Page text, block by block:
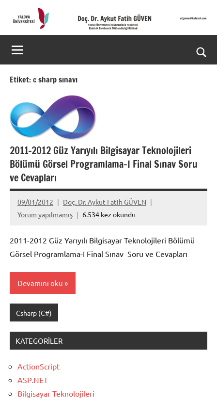
Doç.
Dr.
Aykut
Fatih
GÜVEN-
World's
top
2%
scientists
2025
Web
Sitesi
Etiket:c sharp sınavı
2011-2012 Güz Yarıyılı Bilgisayar Teknolojileri
Bölümü Görsel Programlama-I Final Sınav Soru
ve Cevapları
09/01/2012
Doç. Dr. Aykut Fatih GÜVEN
Yorum yapılmamış
6.534 kez okundu
2011-2012 Güz Yarıyılı Bilgisayar Teknolojileri Bölümü
Görsel Programlama-I Final Sınav Soru ve Cevapları
Devamını oku
Csharp (C#)
KATEGORILER
ActionScript
ASP.NET
Bilgisayar Teknolojileri